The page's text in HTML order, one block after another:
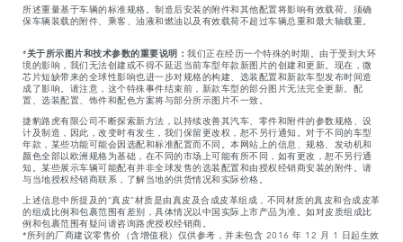
所述重量基于车辆的标准规格。制造后安装的附件和其他配置将影响有效载荷。须确
保车辆装载的附件、乘客、油液和燃油以及有效载荷不超过车辆总重和最大轴载重。
*关于所示图片和技术参数的重要说明： 我们正在经历一个特殊的时期。由于受到大环
境的影响，我们无法创建或不得不延迟当前车型年款新图片的创建和更新。现在，微
芯片短缺带来的全球性影响也进一步对规格的构建、选装配置和新款车型发布时间造
成了影响。请注意，这个特殊事件结束前，新款车型的部分图片无法完全更新。配
置、选装配置、饰件和配色方案将与部分所示图片不一致。
捷豹路虎有限公司不断探索新方法，以持续改善其汽车、零件和附件的参数规格、设
计及制造，因此，改变时有发生，我们保留更改权，恕不另行通知。对于不同的车型
年款，某些功能可能会因选配和标准配置而不同。本网站上的信息、规格、发动机和
颜色全部以欧洲规格为基础，在不同的市场上可能有所不同，如有更改，恕不另行通
知。某些展示车辆可能配有并非全球发售的选装配置和由授权经销商安装的附件。请
与当地授权经销商联系，了解当地的供货情况和实际价格。
上述信息中所提及的“真皮”材质是由真皮及合成皮革组成，不同材质的真皮和合成皮革
的组成比例和包裹范围有差别，具体情况以中国实际上市产品为准。如对皮质组成比
例和包裹范围有疑问请咨询路虎授权经销商。
*所列的厂商建议零售价（含增值税）仅供参考，并未包含 2016 年 12 月 1 日起生效